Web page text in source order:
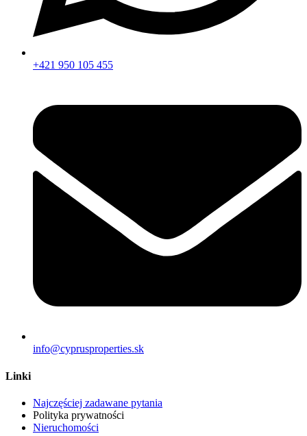
+421 950 105 455
info@cyprusproperties.sk
Linki
Najczęściej zadawane pytania
Polityka prywatności
Nieruchomości